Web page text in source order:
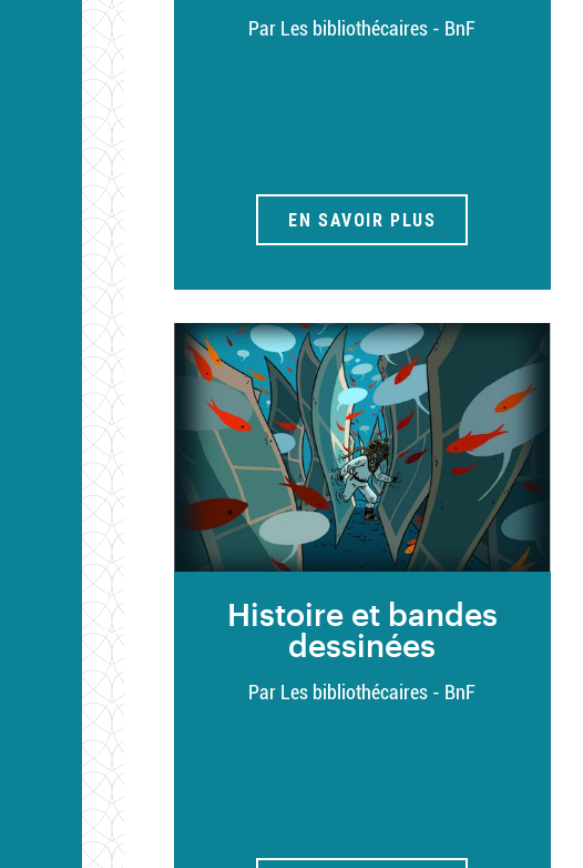
Par Les bibliothécaires - BnF
EN SAVOIR PLUS
Histoire et bandes
dessinées
Par Les bibliothécaires - BnF